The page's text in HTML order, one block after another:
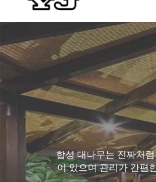
합성 대나무는 진짜처
이 있으며 관리가 간편